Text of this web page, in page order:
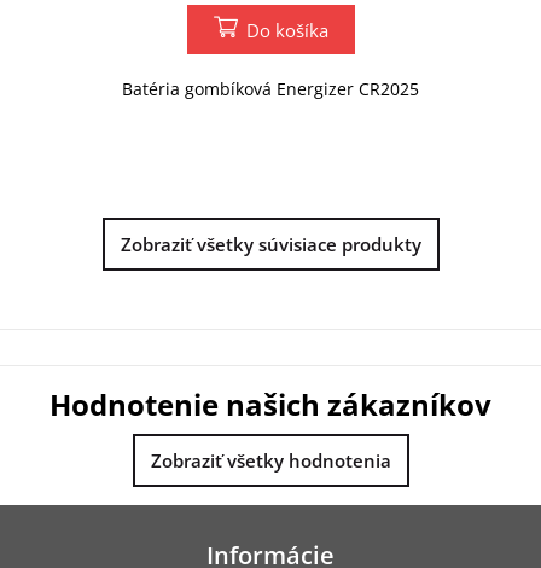
Do košíka
Batéria gombíková Energizer CR2025
Zobraziť všetky súvisiace produkty
Hodnotenie našich zákazníkov
Zobraziť všetky hodnotenia
Informácie